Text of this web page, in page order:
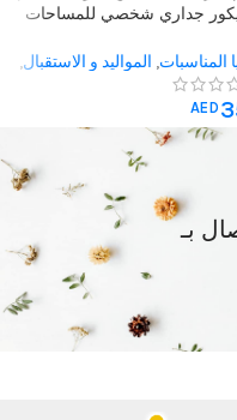
جداري شخصي للمساحات
المناسبات, المواليد و الاستقبال,
و المحروفات
, جداريات غرف الجلوس
,هدايا متنوعة
AED
بـ